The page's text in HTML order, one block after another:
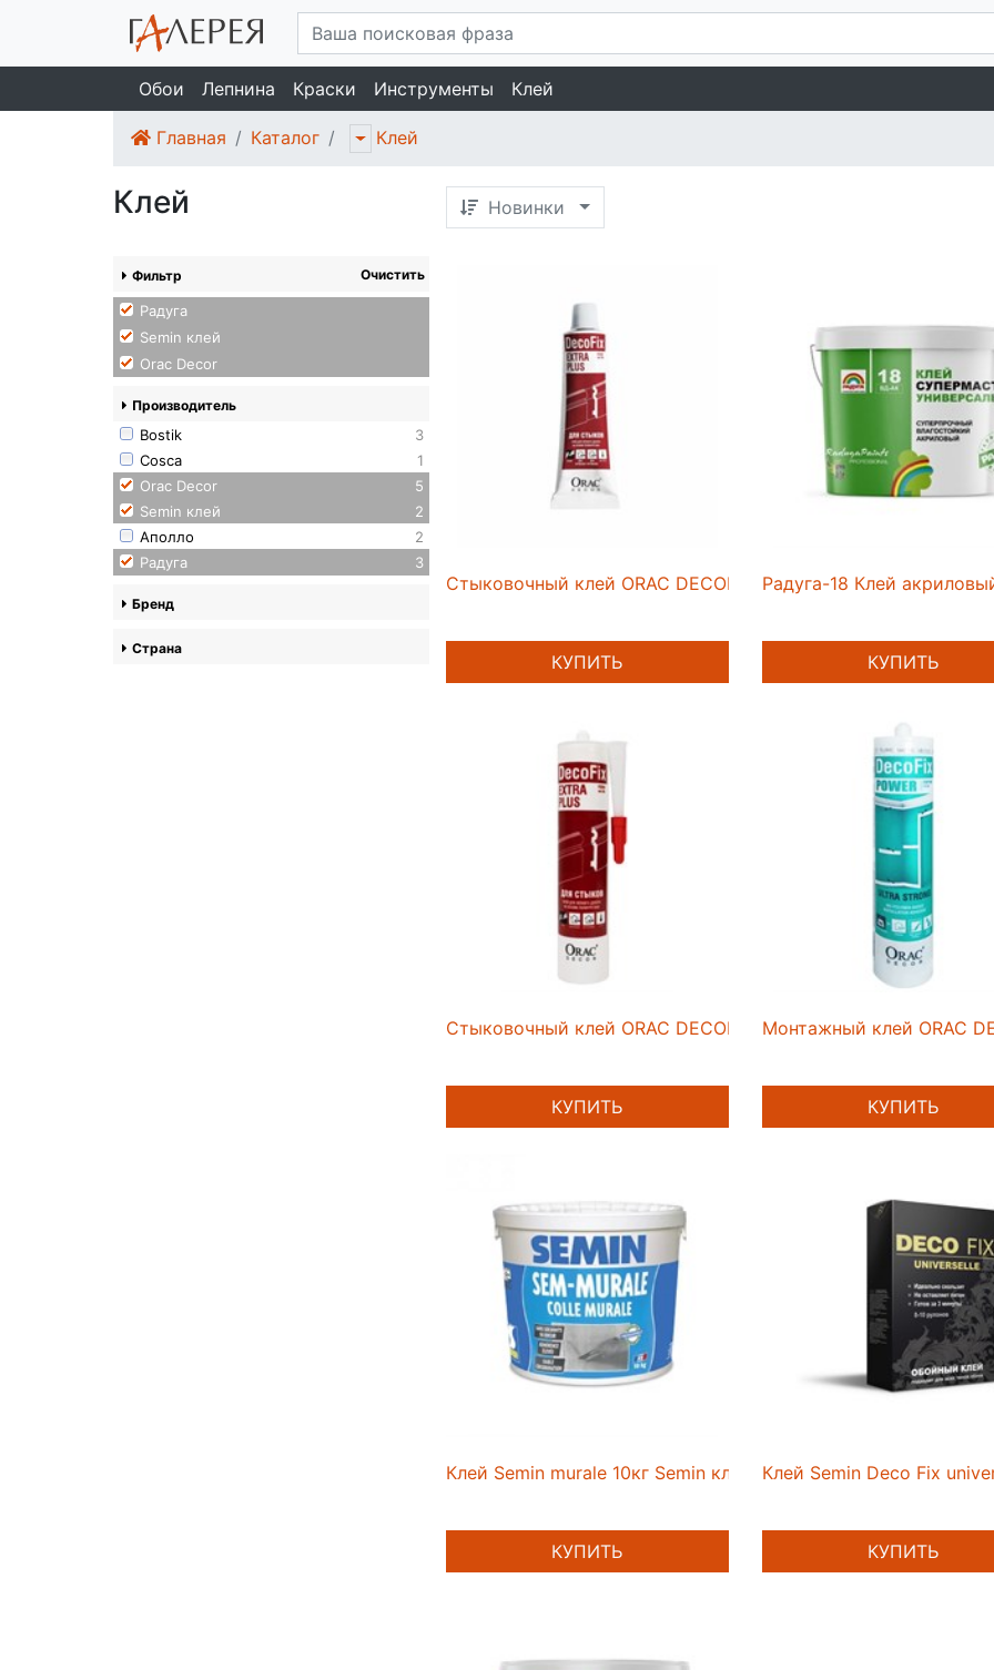
Обои Лепнина Краски Инструменты Клей
Главная Каталог Клей
Клей Новинки
Фильтр Очистить
Радуга
Semin клей
Orac Decor
Производитель
Bostik
3
Cosca
1
Orac Decor
5
Semin клей
2
Аполло
2
Радуга
3
Бренд
Страна
Стыковочный клей ORAC DECOFIX EXTRA PLUS FX250 80ml
КУПИТЬ
Радуга-18 Клей
КУПИТЬ
Стыковочный клей ORAC DECOFIX EXTRA PLUS FX250 310ml
КУПИТЬ
Монтажный клей ORAC
КУПИТЬ
Клей Semin murale 10кг Semin клей
КУПИТЬ
Клей Semin Deco Fix
КУПИТЬ